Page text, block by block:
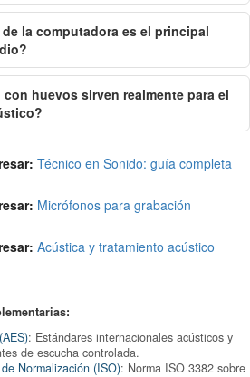
la computadora es el principal
huevos sirven realmente para el
Técnico en Sonido: guía completa
Micrófonos para grabación
Acústica y tratamiento acústico
: Estándares internacionales acústicos y
de escucha controlada.
Normalización (ISO): Norma ISO 3382 sobre